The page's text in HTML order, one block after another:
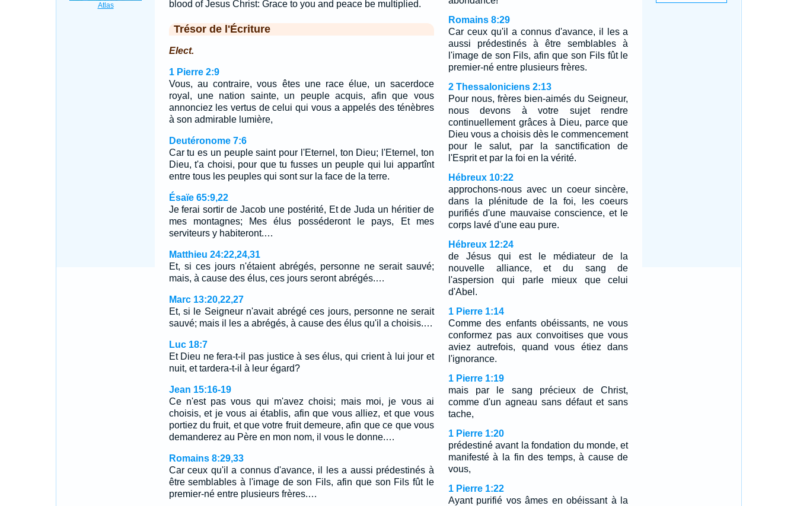
blood of Jesus Christ: Grace to you and peace be multiplied.
Trésor de l'Écriture
Elect.
1 Pierre 2:9
Vous, au contraire, vous êtes une race élue, un sacerdoce
royal, une nation sainte, un peuple acquis, afin que vous
annonciez les vertus de celui qui vous a appelés des ténèbres
à son admirable lumière,
Deutéronome 7:6
Car tu es un peuple saint pour l'Eternel, ton Dieu; l'Eternel, ton
Dieu, t'a choisi, pour que tu fusses un peuple qui lui appartînt
entre tous les peuples qui sont sur la face de la terre.
Ésaïe 65:9,22
Je ferai sortir de Jacob une postérité, Et de Juda un héritier de
mes montagnes; Mes élus posséderont le pays, Et mes
serviteurs y habiteront.…
Matthieu 24:22,24,31
Et, si ces jours n'étaient abrégés, personne ne serait sauvé;
mais, à cause des élus, ces jours seront abrégés.…
Marc 13:20,22,27
Et, si le Seigneur n'avait abrégé ces jours, personne ne serait
sauvé; mais il les a abrégés, à cause des élus qu'il a choisis.…
Luc 18:7
Et Dieu ne fera-t-il pas justice à ses élus, qui crient à lui jour et
nuit, et tardera-t-il à leur égard?
Jean 15:16-19
Ce n'est pas vous qui m'avez choisi; mais moi, je vous ai
choisis, et je vous ai établis, afin que vous alliez, et que vous
portiez du fruit, et que votre fruit demeure, afin que ce que vous
demanderez au Père en mon nom, il vous le donne.…
Romains 8:29,33
Car ceux qu'il a connus d'avance, il les a aussi prédestinés à
être semblables à l'image de son Fils, afin que son Fils fût le
premier-né entre plusieurs frères.…
Romains 8:29
Car ceux qu'il a connus d'avance, il les a
aussi prédestinés à être semblables à
l'image de son Fils, afin que son Fils fût le
premier-né entre plusieurs frères.
2 Thessaloniciens 2:13
Pour nous, frères bien-aimés du Seigneur,
nous devons à votre sujet rendre
continuellement grâces à Dieu, parce que
Dieu vous a choisis dès le commencement
pour le salut, par la sanctification de
l'Esprit et par la foi en la vérité.
Hébreux 10:22
approchons-nous avec un coeur sincère,
dans la plénitude de la foi, les coeurs
purifiés d'une mauvaise conscience, et le
corps lavé d'une eau pure.
Hébreux 12:24
de Jésus qui est le médiateur de la
nouvelle alliance, et du sang de
l'aspersion qui parle mieux que celui
d'Abel.
1 Pierre 1:14
Comme des enfants obéissants, ne vous
conformez pas aux convoitises que vous
aviez autrefois, quand vous étiez dans
l'ignorance.
1 Pierre 1:19
mais par le sang précieux de Christ,
comme d'un agneau sans défaut et sans
tache,
1 Pierre 1:20
prédestiné avant la fondation du monde, et
manifesté à la fin des temps, à cause de
vous,
1 Pierre 1:22
Ayant purifié vos âmes en obéissant à la